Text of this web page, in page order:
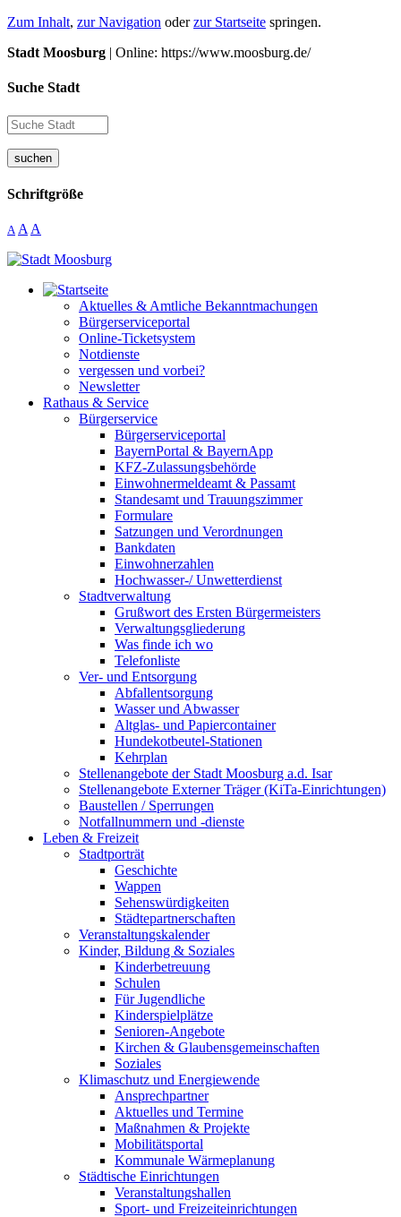
Zum Inhalt, zur Navigation oderzur Startseite springen.
Stadt Moosburg | Online: https://www.moosburg.de/
Suche Stadt
suchen
Schriftgröße
A A A
Aktuelles & Amtliche Bekanntmachungen
Bürgerserviceportal
Online-Ticketsystem
Notdienste
vergessen und vorbei?
Newsletter
Rathaus & Service
Bürgerservice
Bürgerserviceportal
BayernPortal & BayernApp
KFZ-Zulassungsbehörde
Einwohnermeldeamt & Passamt
Standesamt und Trauungszimmer
Formulare
Satzungen und Verordnungen
Bankdaten
Einwohnerzahlen
Hochwasser-/ Unwetterdienst
Stadtverwaltung
Grußwort des Ersten Bürgermeisters
Verwaltungsgliederung
Was finde ich wo
Telefonliste
Ver- und Entsorgung
Abfallentsorgung
Wasser und Abwasser
Altglas- und Papiercontainer
Hundekotbeutel-Stationen
Kehrplan
Stellenangebote der Stadt Moosburg a.d. Isar
Stellenangebote Externer Träger (KiTa-Einrichtungen)
Baustellen / Sperrungen
Notfallnummern und -dienste
Leben & Freizeit
Stadtporträt
Geschichte
Wappen
Sehenswürdigkeiten
Städtepartnerschaften
Veranstaltungskalender
Kinder, Bildung & Soziales
Kinderbetreuung
Schulen
Für Jugendliche
Kinderspielplätze
Senioren-Angebote
Kirchen & Glaubensgemeinschaften
Soziales
Klimaschutz und Energiewende
Ansprechpartner
Aktuelles und Termine
Maßnahmen & Projekte
Mobilitätsportal
Kommunale Wärmeplanung
Städtische Einrichtungen
Veranstaltungshallen
Sport- und Freizeiteinrichtungen